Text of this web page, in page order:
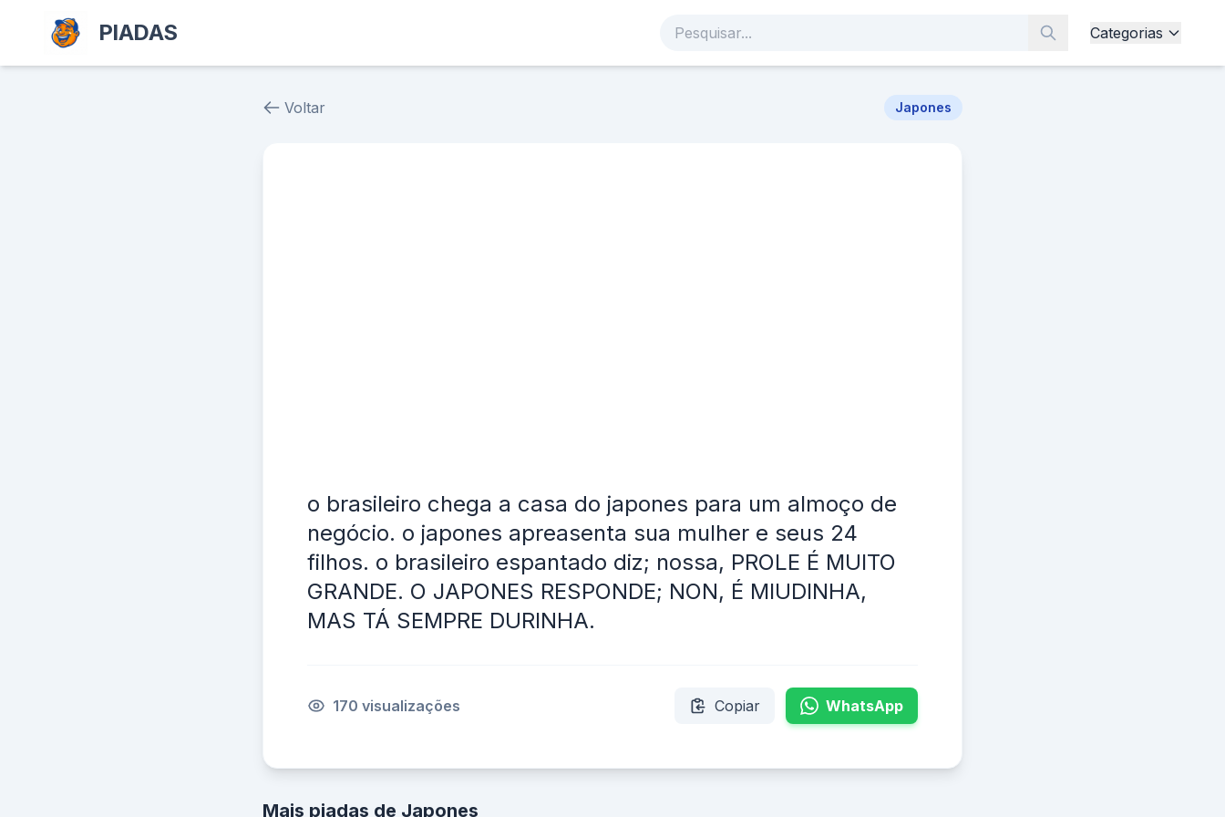
PIADAS Categorias
Voltar Japones
o brasileiro chega a casa do japones para um almoço de
negócio. o japones apreasenta sua mulher e seus 24
filhos. o brasileiro espantado diz; nossa, PROLE É MUITO
GRANDE. O JAPONES RESPONDE; NON, É MIUDINHA,
MAS TÁ SEMPRE DURINHA.
170 visualizações Copiar WhatsApp
Mais piadas de Japones